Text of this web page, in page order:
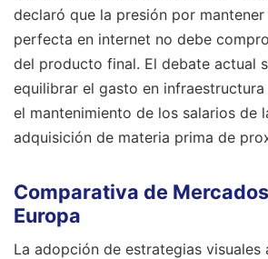
declaró que la presión por
perfecta en internet no debe
del producto final. El debate actual
equilibrar el gasto en
el mantenimiento de los salarios de
adquisición de materia prima de
Comparativa de
Europa
La adopción de estrategias visuales